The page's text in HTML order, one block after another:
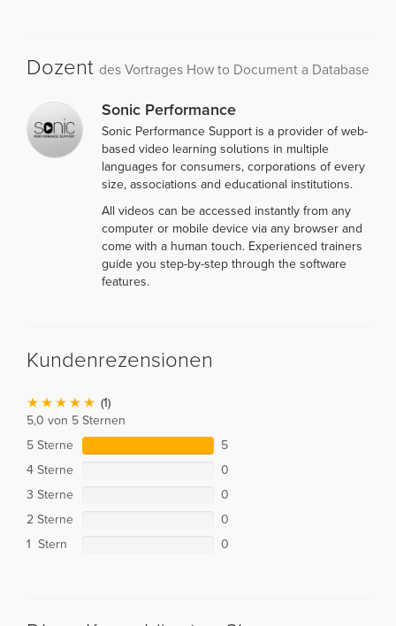
Dozent des Vortrages How to Document a Database
Sonic Performance
Sonic Performance Support is a provider of web-
based video learning solutions in multiple
languages for consumers, corporations of every
size, associations and educational institutions.
All videos can be accessed instantly from any
computer or mobile device via any browser and
come with a human touch. Experienced trainers
guide you step-by-step through the software
features.
Kundenrezensionen
(1)
5,0 von 5 Sternen
5 Sterne
5
4 Sterne
0
3 Sterne
0
2 Sterne
0
1 Stern
0